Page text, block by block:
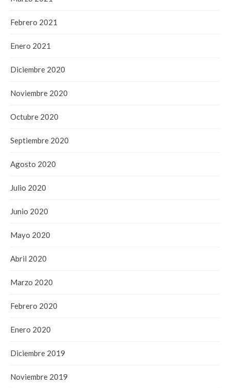
Febrero 2021
Enero 2021
Diciembre 2020
Noviembre 2020
Octubre 2020
Septiembre 2020
Agosto 2020
Julio 2020
Junio 2020
Mayo 2020
Abril 2020
Marzo 2020
Febrero 2020
Enero 2020
Diciembre 2019
Noviembre 2019